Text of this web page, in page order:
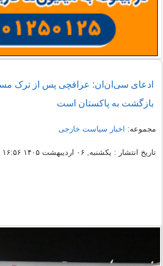
ادعای سی‌ان‌ان: عراقچی پس از ترک
بازگشت به پاکستان است
مجموعه: اخبار سیاست خارجی
تاریخ انتشار : یکشنبه, ۰۶ اردیبهشت ۱۴۰۵ ۱۶:۵۶